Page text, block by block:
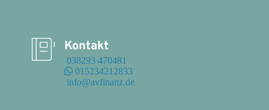
Kontakt
038293 470481
015234212833
info@avfinanz.de